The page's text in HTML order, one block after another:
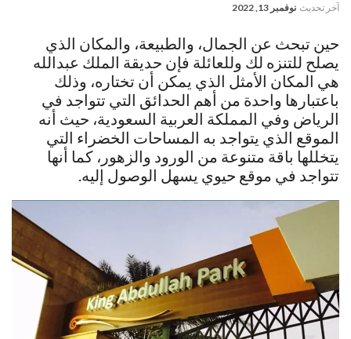
آخر تحديث نوفمبر 13, 2022
حين تبحث عن الجمال، والطبيعة، والمكان الذي
يصلح للتنزه لك وللعائلة فإن حديقة الملك عبدالله
هي المكان الأمثل الذي يمكن أن تختاره، وذلك
باعتبارها واحدة من أهم الحدائق التي تتواجد في
الرياض وفي المملكة العربية السعودية، حيث أنه
الموقع الذي يتواجد به المساحات الخضراء التي
يتخللها باقة متنوعة من الورود والزهور، كما أنها
تتواجد في موقع حيوي يسهل الوصول إليه.